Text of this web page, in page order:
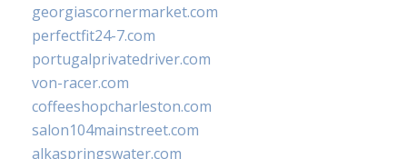
georgiascornermarket.com
perfectfit24-7.com
portugalprivatedriver.com
von-racer.com
coffeeshopcharleston.com
salon104mainstreet.com
alkaspringswater.com